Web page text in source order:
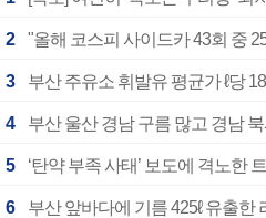
2 "올해 코스피 사이드카 43회 중
3 부산 주유소 휘발유 평균가 ℓ당
4
5
6 부산 앞바다에 기름 425ℓ 유출한